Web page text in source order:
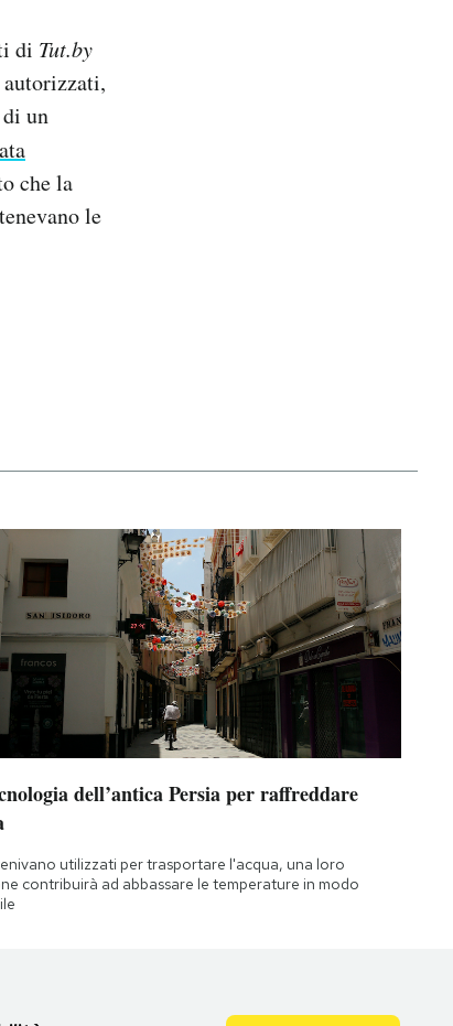
di Tut.by
un
che la
le
dell’antica Persia per raffreddare
utilizzati per trasportare l'acqua, una loro
contribuirà ad abbassare le temperature in modo